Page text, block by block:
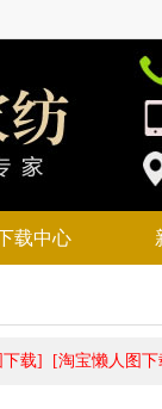
载中心
下载] [淘宝懒人图